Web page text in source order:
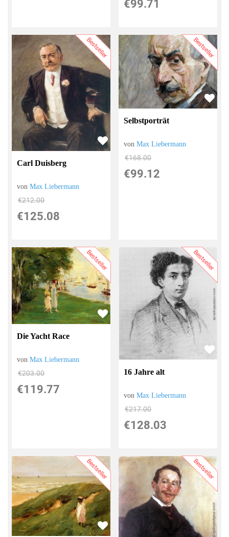
€99.71
Bestseller
Carl Duisberg
vonMax Liebermann
€212.00
€125.08
Bestseller
Selbstporträt
vonMax Liebermann
€168.00
€99.12
Bestseller
Die Yacht Race
vonMax Liebermann
€203.00
€119.77
Bestseller
16 Jahre alt
vonMax Liebermann
€217.00
€128.03
Bestseller Bestseller